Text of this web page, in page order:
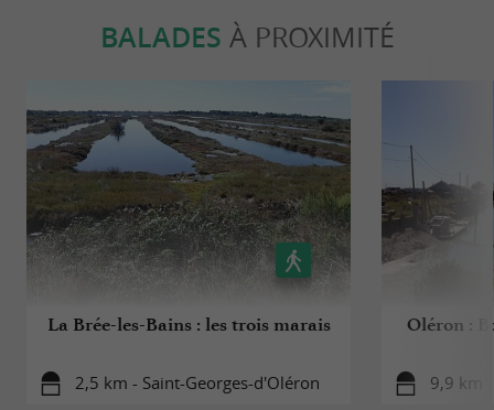
BALADES À PROXIMITÉ
La Brée-les-Bains : les trois marais
2,5 km - Saint-Georges-d'Oléron
Oléron :
9,9 km